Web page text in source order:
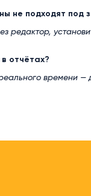
не подходят под
редактор,
отчётах?
времени —